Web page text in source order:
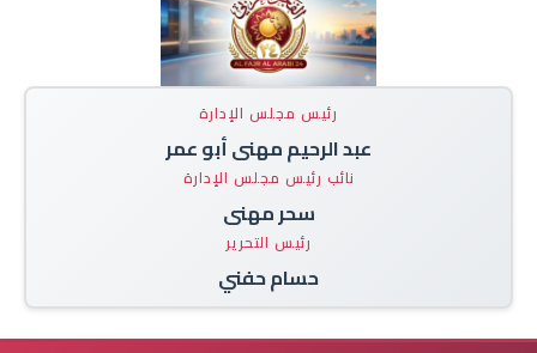
رئيس مجلس الإدارة
عبد الرحيم مهنى أبو عمر
نائب رئيس مجلس الإدارة
سحر مهنى
رئيس التحرير
حسام حفني